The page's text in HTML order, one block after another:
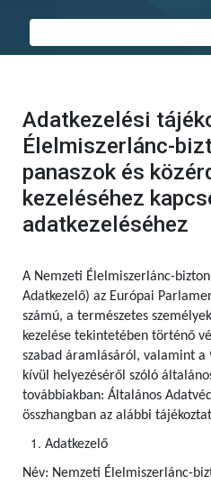
Adatkezelési
Élelmiszerlánc-
panaszok és
kezeléséhez
adatkezeléséhez
A Nemzeti Élelmiszerlánc-
Adatkezelő) az Európai
számú, a természetes
kezelése tekintetében történő
szabad áramlásáról, valamint
kívül helyezéséről szóló
továbbiakban: Általános
összhangban az alábbi
Adatkezelő
Név: Nemzeti Élelmiszerlánc-